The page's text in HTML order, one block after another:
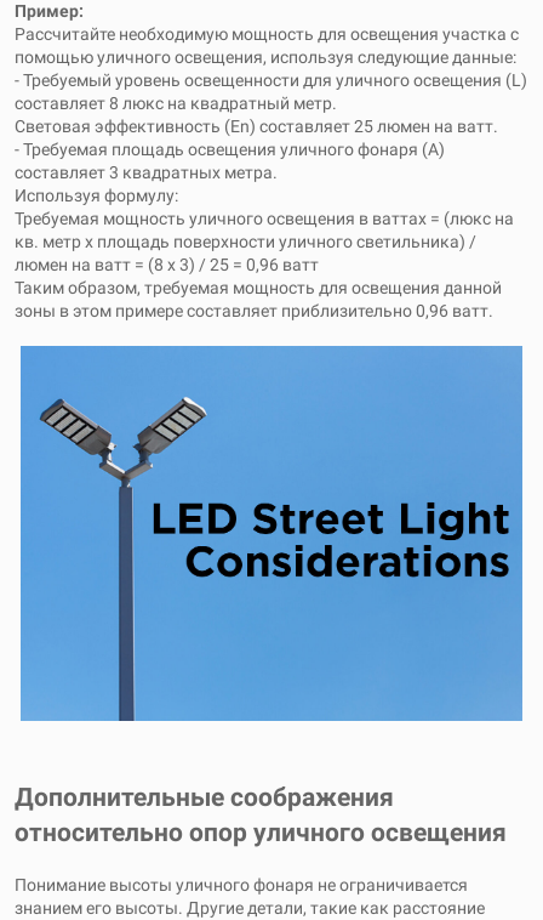
Пример:
Рассчитайте необходимую мощность для освещения участка с
помощью уличного освещения, используя следующие данные:
- Требуемый уровень освещенности для уличного освещения (L)
составляет 8 люкс на квадратный метр.
Световая эффективность (En) составляет 25 люмен на ватт.
- Требуемая площадь освещения уличного фонаря (A)
составляет 3 квадратных метра.
Используя формулу:
Требуемая мощность уличного освещения в ваттах = (люкс на
кв. метр x площадь поверхности уличного светильника) /
люмен на ватт = (8 x 3) / 25 = 0,96 ватт
Таким образом, требуемая мощность для освещения данной
зоны в этом примере составляет приблизительно 0,96 ватт.
Дополнительные соображения
относительно опор уличного освещения
Понимание высоты уличного фонаря не ограничивается
знанием его высоты. Другие детали, такие как расстояние